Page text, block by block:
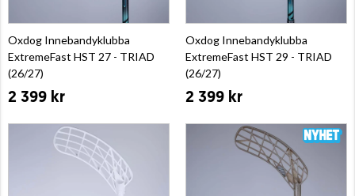
Oxdog Innebandyklubba
ExtremeFast HST 27 - TRIAD
(26/27)
2 399 kr
Oxdog Innebandyklubba
ExtremeFast HST 29 - TRIAD
(26/27)
2 399 kr